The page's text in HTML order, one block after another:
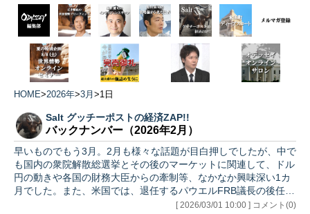
HOME>2026年>3月 >1日
Salt グッチーポストの経済ZAP!!
バックナンバー（2026年2月）
早いものでもう3月。2月も様々な話題が目白押しでしたが、中で
も国内の衆院解散総選挙とその後のマーケットに関連して、ドル
円の動きや各国の財務大臣からの牽制等、なかなか興味深い1カ
月でした。また、米国では、退任するパウエルFRB議長の後任が
[ 2026/03/01 10:00 ] コメント(0)